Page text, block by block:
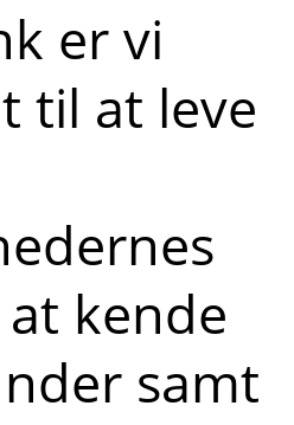
er vi
til at leve
kende
samt